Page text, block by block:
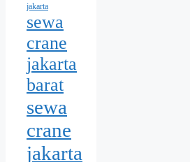
jakarta
sewa
crane
jakarta
barat
sewa
crane
jakarta